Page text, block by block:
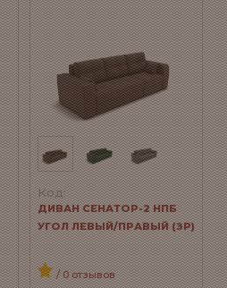
Код:
ДИВАН СЕНАТОР-2 НПБ
УГОЛ ЛЕВЫЙ/ПРАВЫЙ (ЗР)
/ 0 отзывов